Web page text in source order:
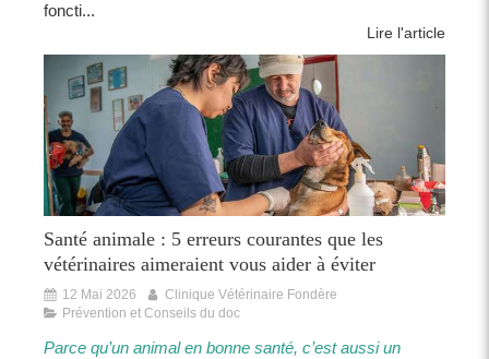
foncti...
Lire l'article
Santé animale : 5 erreurs courantes que les
vétérinaires aimeraient vous aider à éviter
12 Mai 2026
Clinique Vétérinaire Fondère
Prévention et Conseils du doc
Parce qu’un animal en bonne santé, c’est aussi un